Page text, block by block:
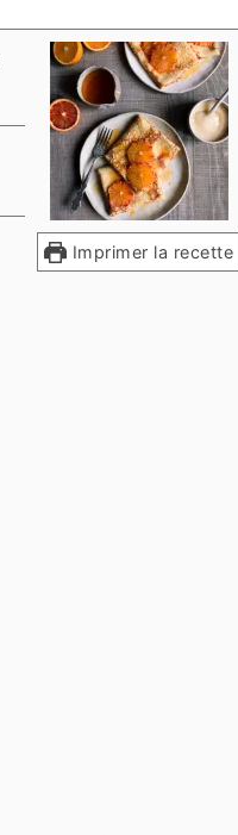
Imprimer la recette